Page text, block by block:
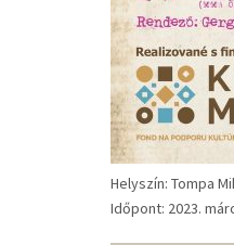
Helyszín: Tompa
Időpont: 2023.